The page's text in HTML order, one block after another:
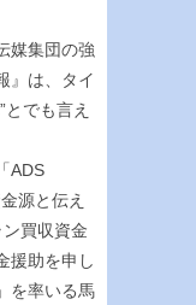
媒集団の強
』は、タイ
でも言え
ADS
源と伝え
買収資金
援助を申し
を率いる馬